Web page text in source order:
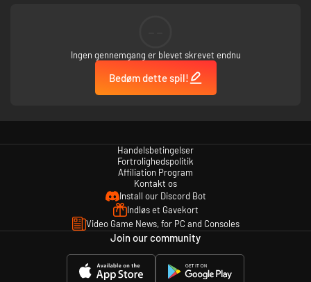
Oplev forskellige økosystemer med unikke udfordringer og
hemmeligheder. Rejs og oplev tætte skove, åbne sletter, farlige bjerge og
mystiske havdybder. Mød en bred vifte af dinosaurer – fra den
majestætiske Apatosaurus til den frygtindgydende Carnotaurus – alle
perfekt tilpasset deres miljø.
Ingen gennemgang er blevet skrevet endnu
Bedøm dette spil!
Handelsbetingelser
Fortrolighedspolitik
Affiliation Program
Kontakt os
Install our Discord Bot
Indløs et Gavekort
Video Game News, for PC and Consoles
Join our community